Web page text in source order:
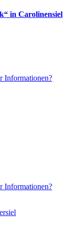
in Carolinensiel
Informationen?
Informationen?